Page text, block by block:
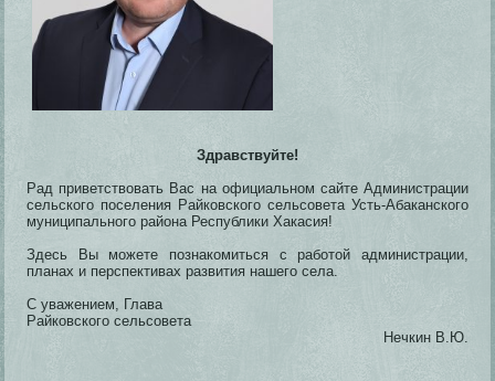
Здравствуйте!
Рад приветствовать Вас на официальном сайте Администрации
сельского поселения Райковского сельсовета Усть-Абаканского
муниципального района Республики Хакасия!
Здесь Вы можете познакомиться с работой администрации,
планах и перспективах развития нашего села.
С уважением, Глава
Райковского сельсовета
Нечкин В.Ю.